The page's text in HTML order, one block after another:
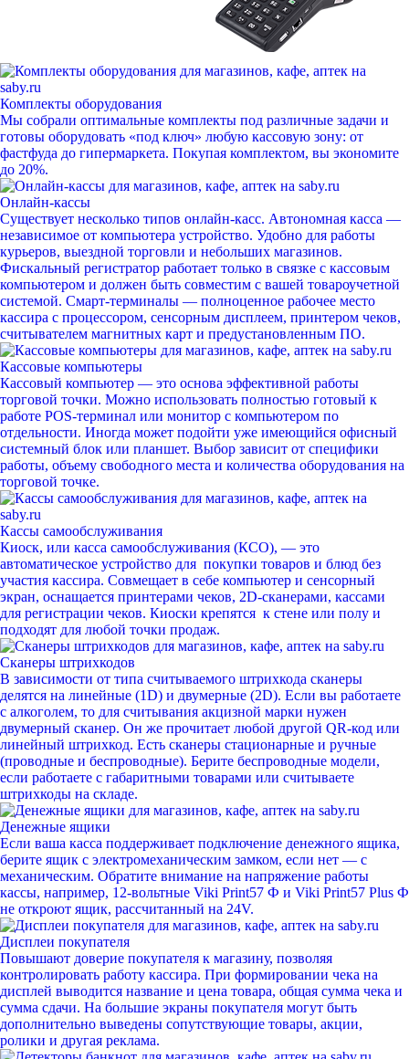
Комплекты оборудования
Мы собрали оптимальные комплекты под различные задачи и
готовы оборудовать «под ключ» любую кассовую зону: от
фастфуда до гипермаркета. Покупая комплектом, вы экономите
до 20%.
Онлайн-кассы
Существует несколько типов онлайн-касс. Автономная касса —
независимое от компьютера устройство. Удобно для работы
курьеров, выездной торговли и небольших магазинов.
Фискальный регистратор работает только в связке с кассовым
компьютером и должен быть совместим с вашей товароучетной
системой. Смарт-терминалы — полноценное рабочее место
кассира с процессором, сенсорным дисплеем, принтером чеков,
считывателем магнитных карт и предустановленным ПО.
Кассовые компьютеры
Кассовый компьютер — это основа эффективной работы
торговой точки. Можно использовать полностью готовый к
работе POS-терминал или монитор с компьютером по
отдельности. Иногда может подойти уже имеющийся офисный
системный блок или планшет. Выбор зависит от специфики
работы, объему свободного места и количества оборудования на
торговой точке.
Кассы самообслуживания
Киоск, или касса самообслуживания (КСО), — это
автоматическое устройство для покупки товаров и блюд без
участия кассира. Совмещает в себе компьютер и сенсорный
экран, оснащается принтерами чеков, 2D-сканерами, кассами
для регистрации чеков. Киоски крепятся к стене или полу и
подходят для любой точки продаж.
Сканеры штрихкодов
В зависимости от типа считываемого штрихкода сканеры
делятся на линейные (1D) и двумерные (2D). Если вы работаете
с алкоголем, то для считывания акцизной марки нужен
двумерный сканер. Он же прочитает любой другой QR-код или
линейный штрихкод. Есть сканеры стационарные и ручные
(проводные и беспроводные). Берите беспроводные модели,
если работаете с габаритными товарами или считываете
штрихкоды на складе.
Денежные ящики
Если ваша касса поддерживает подключение денежного ящика,
берите ящик с электромеханическим замком, если нет — с
механическим. Обратите внимание на напряжение работы
кассы, например, 12-вольтные Viki Print57 Ф и Viki Print57 Plus Ф
не откроют ящик, рассчитанный на 24V.
Дисплеи покупателя
Повышают доверие покупателя к магазину, позволяя
контролировать работу кассира. При формировании чека на
дисплей выводится название и цена товара, общая сумма чека и
сумма сдачи. На большие экраны покупателя могут быть
дополнительно выведены сопутствующие товары, акции,
ролики и другая реклама.